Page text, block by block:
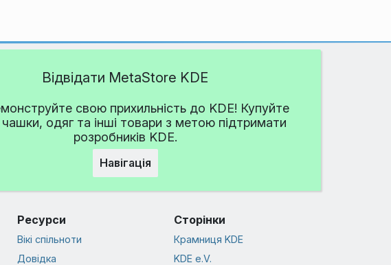
Відвідати MetaStore KDE
свою прихильність до KDE! Купуйте
чашки, одяг та інші товари з метою підтримати
розробників KDE.
Навігація
Ресурси
Вікі спільноти
Довідка
Сторінки
Крамниця KDE
KDE e.V.